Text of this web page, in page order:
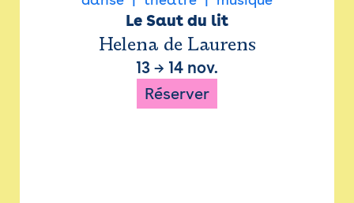
Le Saut du lit
Helena de Laurens
13 → 14 nov.
Réserver